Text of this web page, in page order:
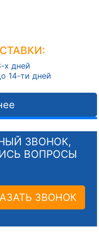
х дней
14-ти дней
ЗВОНОК,
ВОПРОСЫ
ЗВОНОК